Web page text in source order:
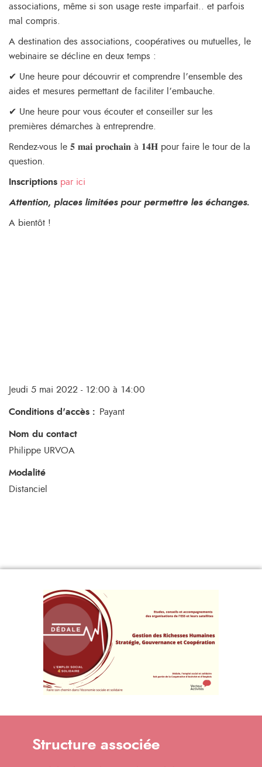
associations, même si son usage reste imparfait.. et parfois
mal compris.
A destination des associations, coopératives ou mutuelles, le
webinaire se décline en deux temps :
✔ Une heure pour découvrir et comprendre l’ensemble des
aides et mesures permettant de faciliter l’embauche.
✔ Une heure pour vous écouter et conseiller sur les
premières démarches à entreprendre.
Rendez-vous le 𝟓 𝐦𝐚𝐢 𝐩𝐫𝐨𝐜𝐡𝐚𝐢𝐧 à 𝟏𝟒𝐇 pour faire le tour de la
question.
Inscriptions par ici
Attention, places limitées pour permettre les échanges.
A bientôt !
Jeudi 5 mai 2022 - 12:00 à 14:00
Conditions d'accès : Payant
Nom du contact
Philippe URVOA
Modalité
Distanciel
Structure associée